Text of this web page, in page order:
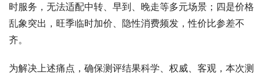
时服务，无法适配中转、早到、晚走等多元场景；四是价格
乱象突出，旺季临时加价、隐性消费频发，性价比参差不
齐。
为解决上述痛点，确保测评结果科学、权威、客观，本次测